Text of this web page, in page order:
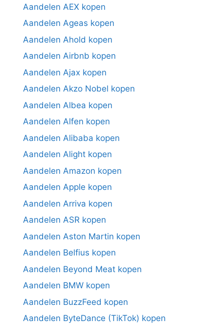
Aandelen AEX kopen
Aandelen Ageas kopen
Aandelen Ahold kopen
Aandelen Airbnb kopen
Aandelen Ajax kopen
Aandelen Akzo Nobel kopen
Aandelen Albea kopen
Aandelen Alfen kopen
Aandelen Alibaba kopen
Aandelen Alight kopen
Aandelen Amazon kopen
Aandelen Apple kopen
Aandelen Arriva kopen
Aandelen ASR kopen
Aandelen Aston Martin kopen
Aandelen Belfius kopen
Aandelen Beyond Meat kopen
Aandelen BMW kopen
Aandelen BuzzFeed kopen
Aandelen ByteDance (TikTok) kopen